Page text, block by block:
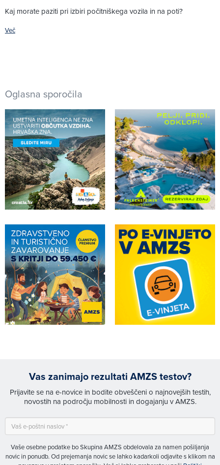
Kaj morate paziti pri izbiri počitniškega vozila in na poti?
Več
Oglasna sporočila
Vas zanimajo rezultati AMZS testov?
Prijavite se na e-novice in bodite obveščeni o najnovejših testih,
novostih na področju mobilnosti in dogajanju v AMZS.
Vaše osebne podatke bo Skupina AMZS obdelovala za namen pošiljanja
novic in ponudb. Od prejemanja novic se lahko kadarkoli odjavite s klikom na